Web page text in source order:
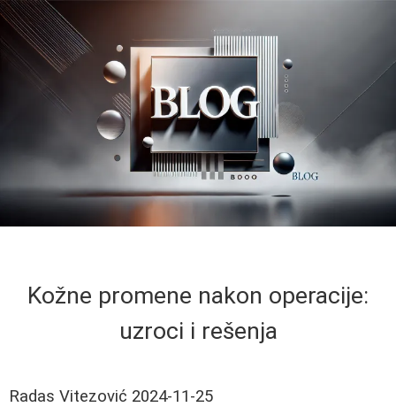
Kožne promene nakon operacije:
uzroci i rešenja
Radas Vitezović 2024-11-25